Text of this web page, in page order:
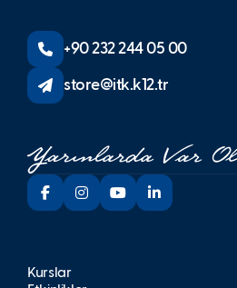
+90 232 244 05 00
store@itk.k12.tr
Kurslar